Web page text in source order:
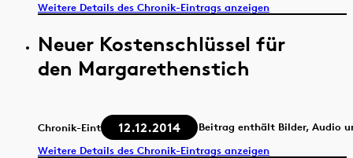
Weitere Details des Chronik-Eintrags anzeigen
Neuer Kostenschlüssel für
den Margarethenstich
Chronik-Eintrag 12.12.2014
Beitrag enthält Bilder, Audio
Weitere Details des Chronik-Eintrags anzeigen